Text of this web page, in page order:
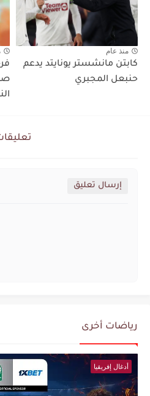
منذ عام
كابتن مانشستر يونايتد يدعم
حنبعل المجبري
إرسال تعليق
رياضات أخرى
أدغال إفريقيا